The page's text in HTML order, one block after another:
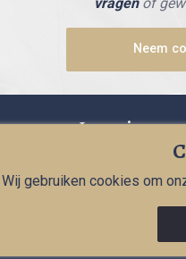
Neem
Locatie
SMART Advocaten
Wij gebruiken cookies om